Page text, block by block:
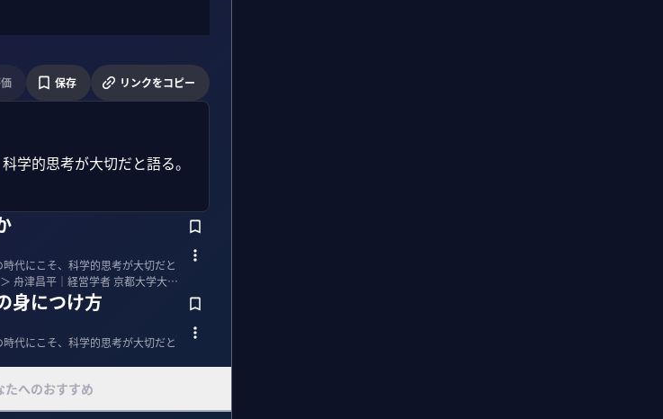
保存 リンクをコピー
学的思考が大切だと語る。
代にこそ、科学的思考が大切だと
身につけ方
代にこそ、科学的思考が大切だと
たへのおすすめ